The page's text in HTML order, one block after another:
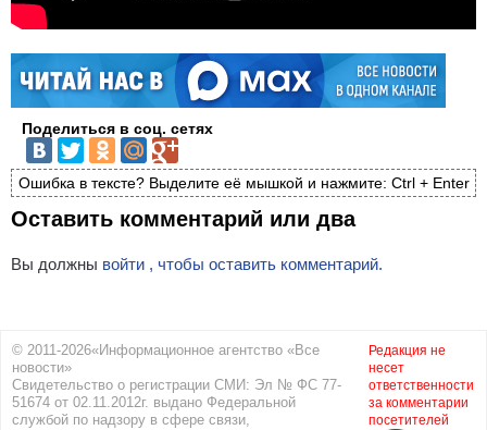
Поделиться в соц. сетях
Ошибка в тексте? Выделите её мышкой и нажмите: Ctrl + Enter
Оставить комментарий или два
Вы должны войти , чтобы оставить комментарий.
© 2011-2026«Информационное агентство «Все
новости»
Свидетельство о регистрации СМИ: Эл № ФС 77-
51674 от 02.11.2012г. выдано Федеральной
службой по надзору в сфере связи,
Редакция не
несет
ответственности
за комментарии
посетителей